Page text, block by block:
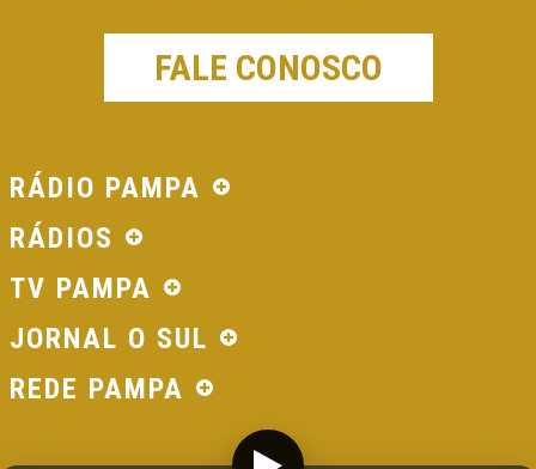
FALE CONOSCO
RÁDIO PAMPA
RÁDIOS
TV PAMPA
JORNAL O SUL
REDE PAMPA